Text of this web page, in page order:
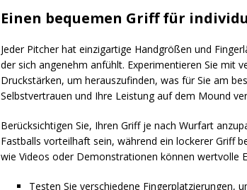
Einen bequemen Griff für
Jeder Pitcher hat einzigartige Handgrößen und
der sich angenehm anfühlt. Experimentieren Sie mit
Druckstärken, um herauszufinden, was für Sie am
Selbstvertrauen und Ihre Leistung auf dem Mound
Berücksichtigen Sie, Ihren Griff je nach Wurfart
Fastballs vorteilhaft sein, während ein lockerer Griff
wie Videos oder Demonstrationen können wertvolle
Testen Sie verschiedene Fingerplatzierungen,